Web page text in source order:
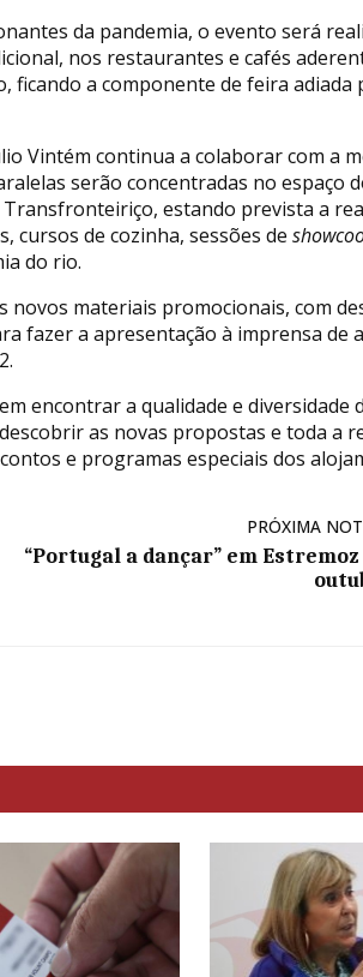
da pandemia, o evento será
nos restaurantes e cafés
ficando a componente de feira adiada
Vintém continua a colaborar com a
serão concentradas no espaço
estando prevista a
cursos de cozinha, sessões de
do rio.
materiais promocionais, com
fazer a apresentação à imprensa de
encontrar a qualidade e diversidade
as novas propostas e toda a
e programas especiais dos
PRÓXIMA
“Portugal a dançar” em Estremoz